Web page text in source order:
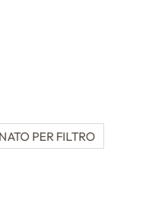
PER FILTRO